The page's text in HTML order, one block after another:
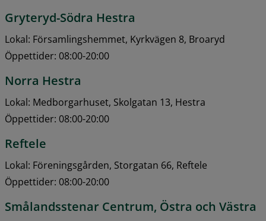
Gryteryd-Södra Hestra
Lokal: Församlingshemmet, Kyrkvägen 8, Broaryd
Öppettider: 08:00-20:00
Norra Hestra
Lokal: Medborgarhuset, Skolgatan 13, Hestra
Öppettider: 08:00-20:00
Reftele
Lokal: Föreningsgården, Storgatan 66, Reftele
Öppettider: 08:00-20:00
Smålandsstenar Centrum, Östra och Västra